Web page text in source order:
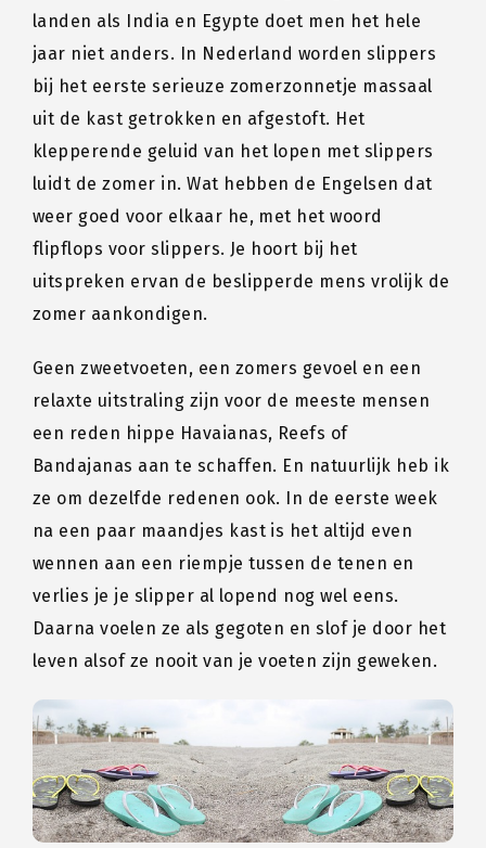
landen als India en Egypte doet men het hele
jaar niet anders. In Nederland worden slippers
bij het eerste serieuze zomerzonnetje massaal
uit de kast getrokken en afgestoft. Het
klepperende geluid van het lopen met slippers
luidt de zomer in. Wat hebben de Engelsen dat
weer goed voor elkaar he, met het woord
flipflops voor slippers. Je hoort bij het
uitspreken ervan de beslipperde mens vrolijk de
zomer aankondigen.
Geen zweetvoeten, een zomers gevoel en een
relaxte uitstraling zijn voor de meeste mensen
een reden hippe Havaianas, Reefs of
Bandajanas aan te schaffen. En natuurlijk heb ik
ze om dezelfde redenen ook. In de eerste week
na een paar maandjes kast is het altijd even
wennen aan een riempje tussen de tenen en
verlies je je slipper al lopend nog wel eens.
Daarna voelen ze als gegoten en slof je door het
leven alsof ze nooit van je voeten zijn geweken.